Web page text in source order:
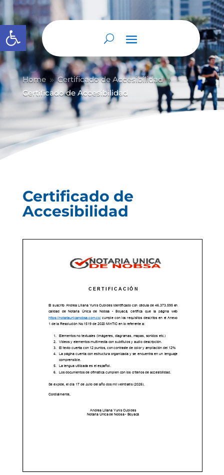
Abrir barra de herramientas
Home 9 Certificado de Accesibilidad 9
Certificado de Accesibilidad
Certificado de
Accesibilidad